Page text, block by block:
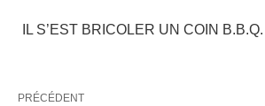
IL S’EST BRICOLER UN COIN
PRÉCÉDENT